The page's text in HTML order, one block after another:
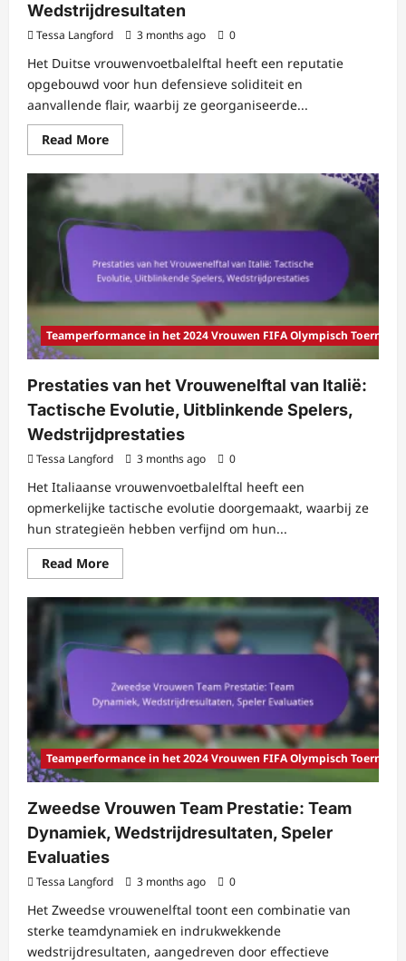
Wedstrijdresultaten
Tessa Langford 3 months ago 0
Het Duitse vrouwenvoetbalelftal heeft een reputatie
opgebouwd voor hun defensieve soliditeit en
aanvallende flair, waarbij ze georganiseerde...
Read MoreRead
more
Duitsland
Team
Prestaties:
Defensieve
Flair,
Wedstrijdresultaten
Teamperformance in het 2024 Vrouwen FIFA Olympisch Toernooi
Prestaties van het Vrouwenelftal van Italië:
Tactische Evolutie, Uitblinkende Spelers,
Wedstrijdprestaties
Tessa Langford 3 months ago 0
Het Italiaanse vrouwenvoetbalelftal heeft een
opmerkelijke tactische evolutie doorgemaakt, waarbij ze
hun strategieën hebben verfijnd om hun...
Read MoreRead
more
Prestaties
van
Vrouwenelftal
van
Evolutie,
Uitblinkende
Wedstrijdprestaties
Teamperformance in het 2024 Vrouwen FIFA Olympisch Toernooi
Zweedse Vrouwen Team Prestatie: Team
Dynamiek, Wedstrijdresultaten, Speler
Evaluaties
Tessa Langford 3 months ago 0
Het Zweedse vrouwenelftal toont een combinatie van
sterke teamdynamiek en indrukwekkende
wedstrijdresultaten, aangedreven door effectieve